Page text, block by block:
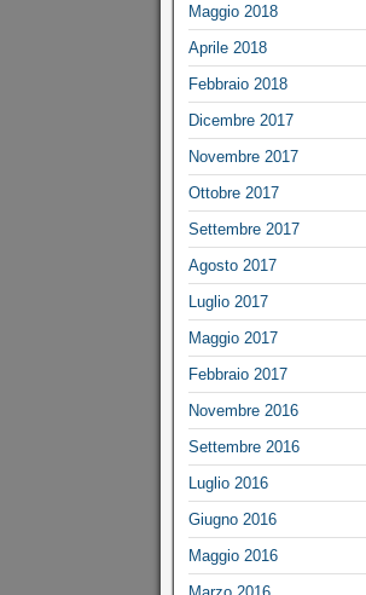
Maggio 2018
Aprile 2018
Febbraio 2018
Dicembre 2017
Novembre 2017
Ottobre 2017
Settembre 2017
Agosto 2017
Luglio 2017
Maggio 2017
Febbraio 2017
Novembre 2016
Settembre 2016
Luglio 2016
Giugno 2016
Maggio 2016